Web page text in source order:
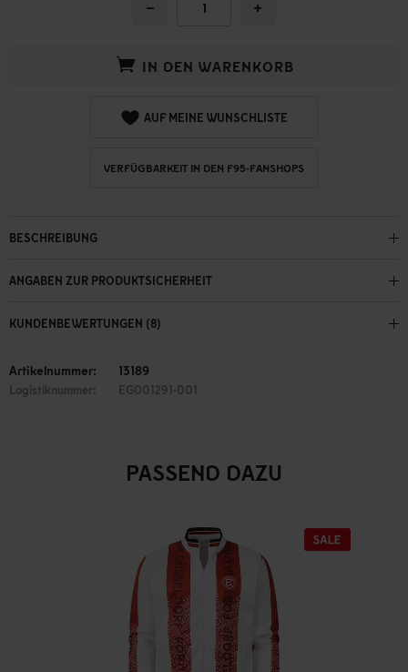
− +
IN DEN WARENKORB
AUF MEINE WUNSCHLISTE
VERFÜGBARKEIT IN DEN F95-FANSHOPS
BESCHREIBUNG
ANGABEN ZUR PRODUKTSICHERHEIT
KUNDENBEWERTUNGEN (8)
Artikelnummer: 13189
Logistiknummer: EG001291-001
PASSEND DAZU